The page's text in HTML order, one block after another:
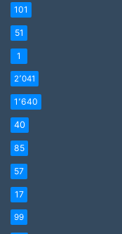
101
51
1
2٬041
1٬640
40
85
57
17
99